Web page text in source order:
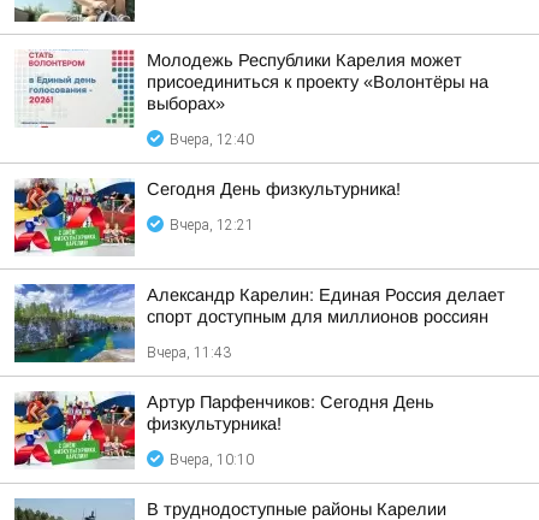
Молодежь Республики Карелия может
присоединиться к проекту «Волонтёры на
выборах»
Вчера, 12:40
Сегодня День физкультурника!
Вчера, 12:21
Александр Карелин: Единая Россия делает
спорт доступным для миллионов россиян
Вчера, 11:43
Артур Парфенчиков: Сегодня День
физкультурника!
Вчера, 10:10
В труднодоступные районы Карелии